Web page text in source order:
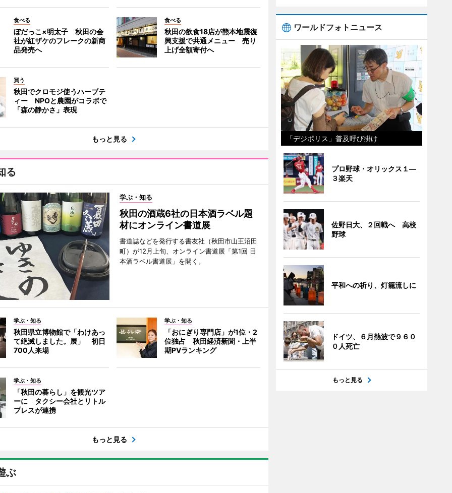
食べる
ぼだっこ×明太子 秋田の会
社が紅ザケのフレークの新商
品発売へ
食べる
秋田の飲食18店が熊本地震復
興支援で共通メニュー 売り
上げ全額寄付へ
買う
秋田でクロモジ使うハーブテ
ィー NPOと農園がコラボで
「森の静かさ」表現
もっと見る
る
学ぶ・知る
秋田の酒蔵6社の日本酒ラベル題
材にオンライン書道展
書道誌などを発行する書友社（秋田市山王沼田
町）が12月上旬、オンライン書道展「第1回 日
本酒ラベル書道展」を開く。
学ぶ・知る
秋田県立博物館で「わけあっ
て絶滅しました。展」 初日
700人来場
学ぶ・知る
「おにぎり専門店」が1位・2
位独占 秋田経済新聞・上半
期PVランキング
学ぶ・知る
「秋田の暮らし」を観光ツア
ーに タクシー会社とリトル
プレスが連携
もっと見る
ぶ
ワールドフォトニュース
「デジポリス」普及呼び掛け
プロ野球・オリックス１―
３楽天
佐野日大、２回戦へ 高校
野球
平和への祈り、灯籠流しに
ドイツ、６月熱波で９６０
０人死亡
もっと見る